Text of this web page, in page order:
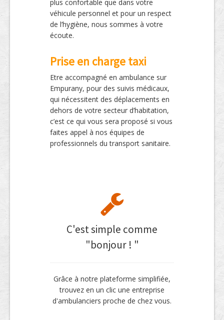
plus confortable que dans votre
véhicule personnel et pour un respect
de l’hygiène, nous sommes à votre
écoute.
Prise en charge taxi
Etre accompagné en ambulance sur
Empurany, pour des suivis médicaux,
qui nécessitent des déplacements en
dehors de votre secteur d’habitation,
c’est ce qui vous sera proposé si vous
faites appel à nos équipes de
professionnels du transport sanitaire.
C'est simple comme
"bonjour ! "
Grâce à notre plateforme simplifiée,
trouvez en un clic une entreprise
d'ambulanciers proche de chez vous.